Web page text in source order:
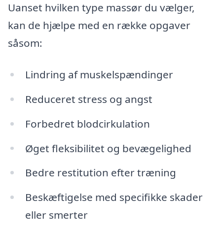
Uanset hvilken type massør du vælger,
kan de hjælpe med en række opgaver
såsom:
Lindring af muskelspændinger
Reduceret stress og angst
Forbedret blodcirkulation
Øget fleksibilitet og bevægelighed
Bedre restitution efter træning
Beskæftigelse med specifikke skader
eller smerter